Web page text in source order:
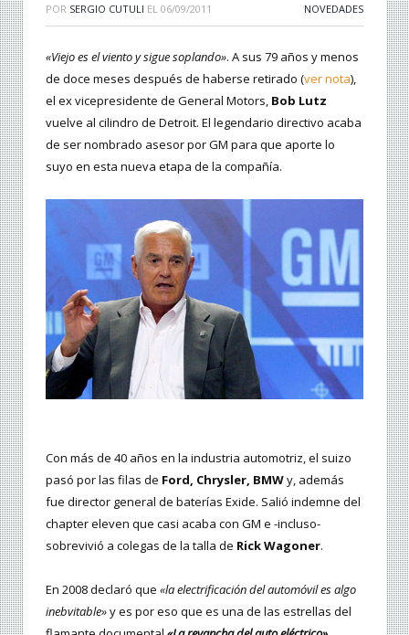
POR SERGIO CUTULI EL 06/09/2011 NOVEDADES
«Viejo es el viento y sigue soplando». A sus 79 años y menos
de doce meses después de haberse retirado (ver nota),
el ex vicepresidente de General Motors, Bob Lutz
vuelve al cilindro de Detroit. El legendario directivo acaba
de ser nombrado asesor por GM para que aporte lo
suyo en esta nueva etapa de la compañía.
Con más de 40 años en la industria automotriz, el suizo
pasó por las filas de Ford, Chrysler, BMWy, además
fue director general de baterías Exide. Salió indemne del
chapter eleven que casi acaba con GM e -incluso-
sobrevivió a colegas de la talla de Rick Wagoner.
En 2008 declaró que «la electrificación del automóvil es algo
inebvitable»y es por eso que es una de las estrellas del